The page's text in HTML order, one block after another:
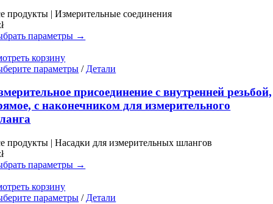
выбрать
странице
продукты | Измерительные соединения
параметры →
корзину
параметры Этот
имеет
несколько
вариаций.
выбрать
странице
/ Детали
присоединение с внутренней резьбой,
с наконечником для измерительного
продукты | Насадки для измерительных шлангов
параметры →
корзину
параметры Этот
/ Детали